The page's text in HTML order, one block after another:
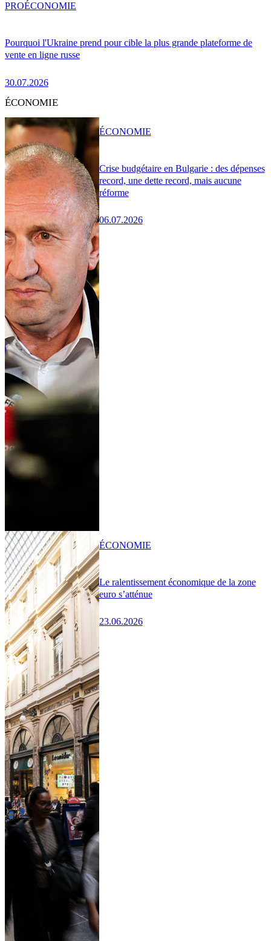
Pourquoi l'Ukraine prend pour cible la plus grande plateforme de
vente en ligne russe
30.07.2026
PROÉCONOMIE
ÉCONOMIE
Crise budgétaire en Bulgarie : des dépenses
record, une dette record, mais aucune
réforme
06.07.2026
ÉCONOMIE
Le ralentissement économique de la zone
euro s’atténue
23.06.2026
ÉCONOMIE